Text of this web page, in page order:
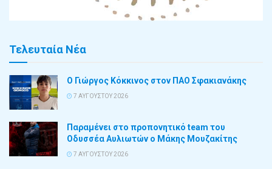
Τελευταία Νέα
Ο Γιώργος Κόκκινος στον ΠΑΟ Σφακιανάκης
7 ΑΥΓΟΎΣΤΟΥ 2026
Παραμένει στο προπονητικό team του
Οδυσσέα Αυλιωτών ο Μάκης Μουζακίτης
7 ΑΥΓΟΎΣΤΟΥ 2026